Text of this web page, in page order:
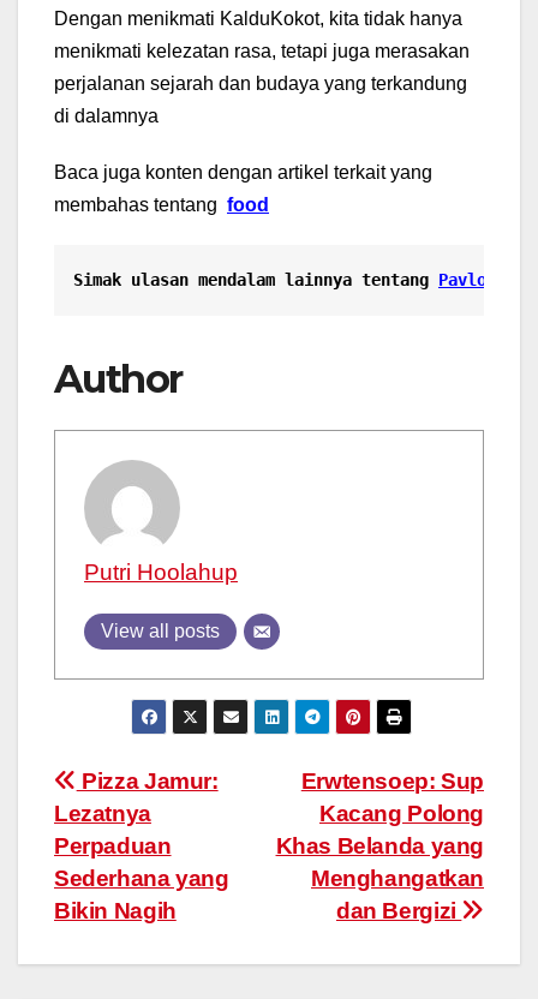
Dengan menikmati KalduKokot, kita tidak hanya
menikmati kelezatan rasa, tetapi juga merasakan
perjalanan sejarah dan budaya yang terkandung
di dalamnya
Baca juga konten dengan artikel terkait yang
membahas tentang food
Simak ulasan mendalam lainnya tentang Pavlova:
Author
Putri Hoolahup
View all posts
Post
navigation
Erwtensoep: Sup
Kacang Polong
Khas Belanda yang
Menghangatkan
dan Bergizi
Pizza Jamur:
Lezatnya
Perpaduan
Sederhana yang
Bikin Nagih